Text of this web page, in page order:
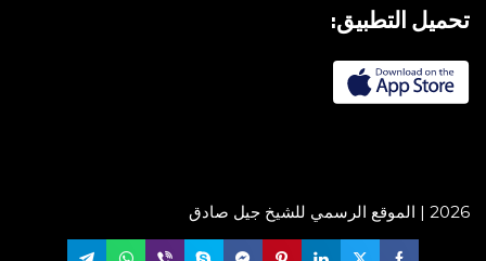
تحميل التطبيق:
2026 | الموقع الرسمي للشيخ جيل صادق